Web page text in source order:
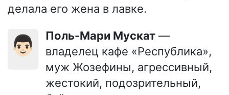
делала его жена в лавке.
👨🏻 Поль-Мари Мускат —
владелец кафе «Республика»,
муж Жозефины, агрессивный,
жестокий, подозрительный,